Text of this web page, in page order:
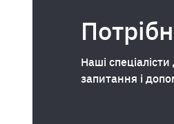
Наші
запитання і